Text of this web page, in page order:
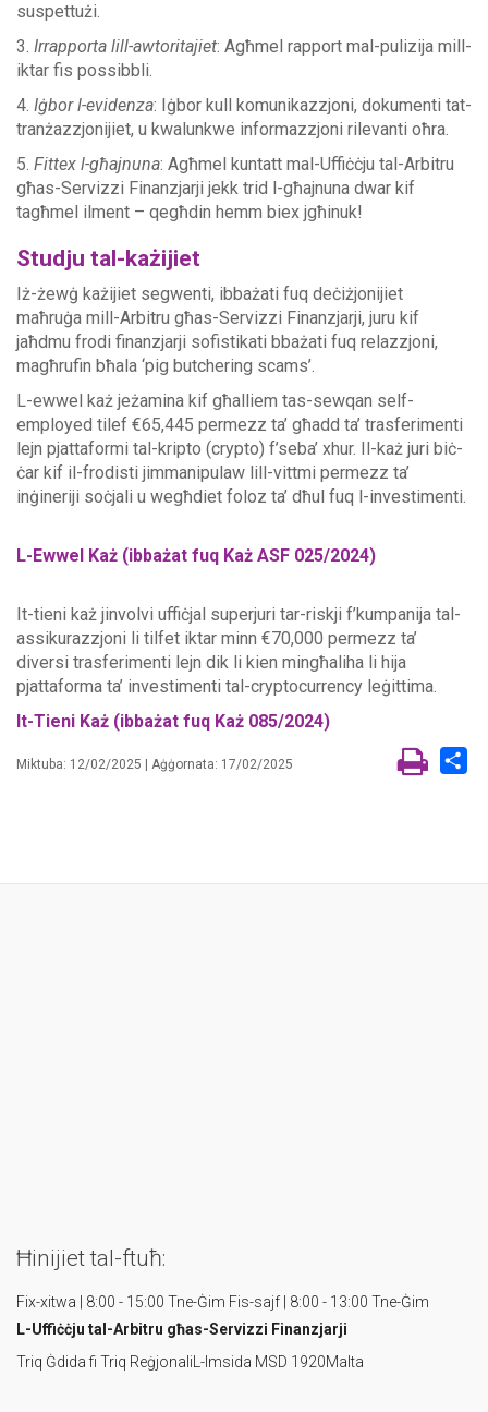
suspettużi.
3. Irrapporta lill-awtoritajiet: Agħmel rapport mal-pulizija mill-
iktar fis possibbli.
4. Iġbor l-evidenza: Iġbor kull komunikazzjoni, dokumenti tat-
tranżazzjonijiet, u kwalunkwe informazzjoni rilevanti oħra.
5. Fittex l-għajnuna: Agħmel kuntatt mal-Uffiċċju tal-Arbitru
għas-Servizzi Finanzjarji jekk trid l-għajnuna dwar kif
tagħmel ilment – qegħdin hemm biex jgħinuk!
Studju tal-każijiet
Iż-żewġ każijiet segwenti, ibbażati fuq deċiżjonijiet
maħruġa mill-Arbitru għas-Servizzi Finanzjarji, juru kif
jaħdmu frodi finanzjarji sofistikati bbażati fuq relazzjoni,
magħrufin bħala ‘pig butchering scams’.
L-ewwel każ jeżamina kif għalliem tas-sewqan self-
employed tilef €65,445 permezz ta’ għadd ta’ trasferimenti
lejn pjattaformi tal-kripto (crypto) f’seba’ xhur. Il-każ juri biċ-
ċar kif il-frodisti jimmanipulaw lill-vittmi permezz ta’
inġineriji soċjali u wegħdiet foloz ta’ dħul fuq l-investimenti.
L-Ewwel Każ (ibbażat fuq Każ ASF 025/2024)
It-tieni każ jinvolvi uffiċjal superjuri tar-riskji f’kumpanija tal-
assikurazzjoni li tilfet iktar minn €70,000 permezz ta’
diversi trasferimenti lejn dik li kien mingħaliha li hija
pjattaforma ta’ investimenti tal-cryptocurrency leġittima.
It-Tieni Każ (ibbażat fuq Każ 085/2024)
Miktuba: 12/02/2025 | Aġġornata: 17/02/2025
Ħinijiet tal-ftuħ:
Fix-xitwa | 8:00 - 15:00 Tne-Ġim Fis-sajf | 8:00 - 13:00 Tne-Ġim
L-Uffiċċju tal-Arbitru għas-Servizzi Finanzjarji
Triq Ġdida fi Triq Reġjonali L-Imsida MSD 1920Malta